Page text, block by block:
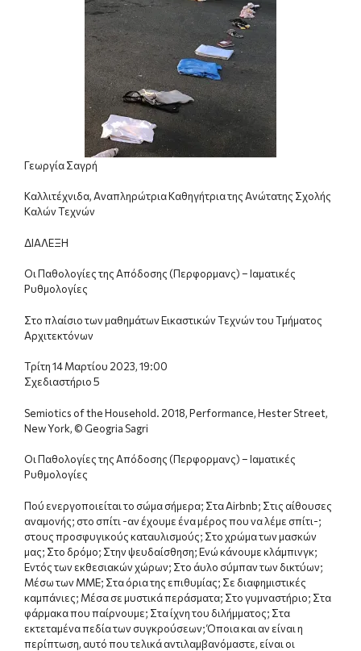
Γεωργία Σαγρή
Καλλιτέχνιδα, Αναπληρώτρια Καθηγήτρια της Ανώτατης Σχολής
Καλών Τεχνών
ΔΙΑΛΕΞΗ
Οι Παθολογίες της Απόδοσης (Περφορμανς) – Ιαματικές
Ρυθμολογίες
Στο πλαίσιο των μαθημάτων Εικαστικών Τεχνών του Τμήματος
Αρχιτεκτόνων
Τρίτη 14 Μαρτίου 2023, 19:00
Σχεδιαστήριο 5
Semiotics of the Household. 2018, Performance, Hester Street,
New York, © Geogria Sagri
Οι Παθολογίες της Απόδοσης (Περφορμανς) – Ιαματικές
Ρυθμολογίες
Πού ενεργοποιείται το σώμα σήμερα; Στα Airbnb; Στις αίθουσες
αναμονής; στο σπίτι -αν έχουμε ένα μέρος που να λέμε σπίτι-;
στους προσφυγικούς καταυλισμούς; Στο χρώμα των μασκών
μας; Στο δρόμο; Στην ψευδαίσθηση; Ενώ κάνουμε κλάμπινγκ;
Εντός των εκθεσιακών χώρων; Στο άυλο σύμπαν των δικτύων;
Μέσω των ΜΜΕ; Στα όρια της επιθυμίας; Σε διαφημιστικές
καμπάνιες; Μέσα σε μυστικά περάσματα; Στο γυμναστήριο; Στα
φάρμακα που παίρνουμε; Στα ίχνη του διλήμματος; Στα
εκτεταμένα πεδία των συγκρούσεων; Όποια και αν είναι η
περίπτωση, αυτό που τελικά αντιλαμβανόμαστε, είναι οι